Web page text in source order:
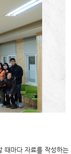
때마다 자료를 작성하는